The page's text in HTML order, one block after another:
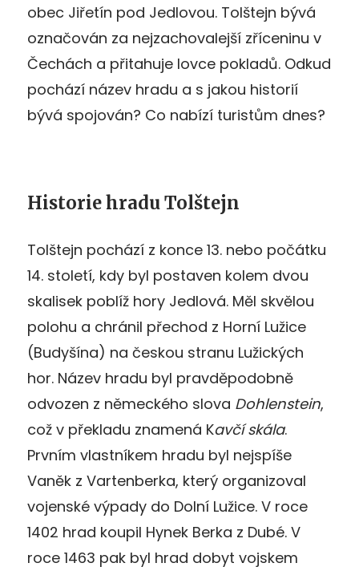
obec Jiřetín pod Jedlovou. Tolštejn bývá
označován za nejzachovalejší zříceninu v
Čechách a přitahuje lovce pokladů. Odkud
pochází název hradu a s jakou historií
bývá spojován? Co nabízí turistům dnes?
Historie hradu Tolštejn
Tolštejn pochází z konce 13. nebo počátku
14. století, kdy byl postaven kolem dvou
skalisek poblíž hory Jedlová. Měl skvělou
polohu a chránil přechod z Horní Lužice
(Budyšína) na českou stranu Lužických
hor. Název hradu byl pravděpodobně
odvozen z německého slova Dohlenstein,
což v překladu znamená Kavčí skála.
Prvním vlastníkem hradu byl nejspíše
Vaněk z Vartenberka, který organizoval
vojenské výpady do Dolní Lužice. V roce
1402 hrad koupil Hynek Berka z Dubé. V
roce 1463 pak byl hrad dobyt vojskem